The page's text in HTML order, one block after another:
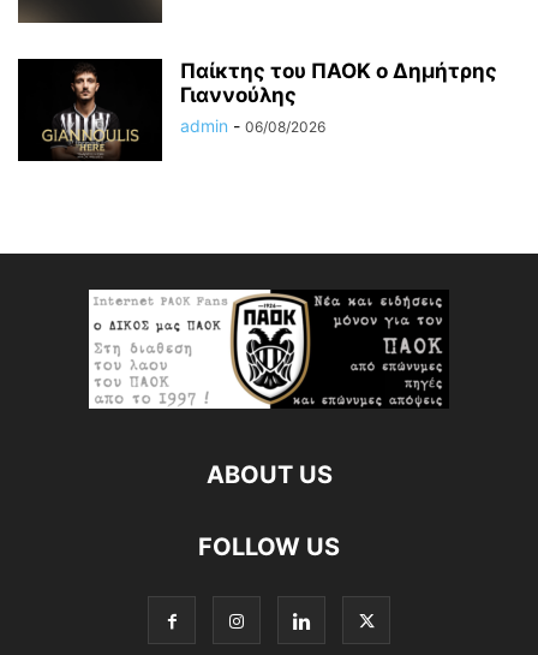
Παίκτης του ΠΑΟΚ ο Δημήτρης
Γιαννούλης
admin - 06/08/2026
ABOUT US
FOLLOW US